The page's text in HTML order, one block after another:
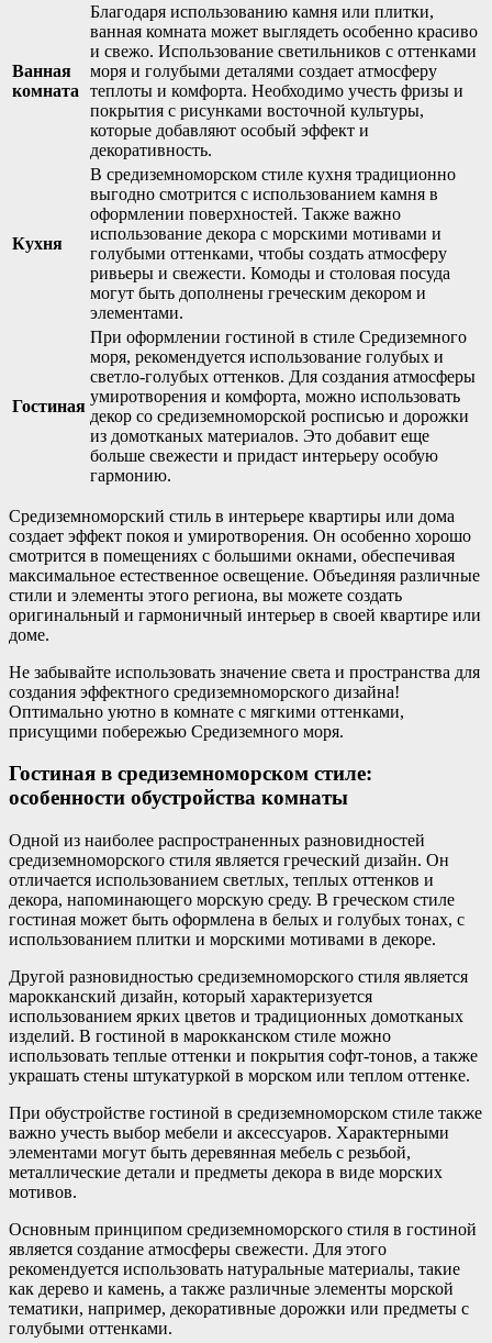
Ванная
комната
Благодаря использованию камня или плитки,
ванная комната может выглядеть особенно красиво
и свежо. Использование светильников с оттенками
моря и голубыми деталями создает атмосферу
теплоты и комфорта. Необходимо учесть фризы и
покрытия с рисунками восточной культуры,
которые добавляют особый эффект и
декоративность.
Кухня
В средиземноморском стиле кухня традиционно
выгодно смотрится с использованием камня в
оформлении поверхностей. Также важно
использование декора с морскими мотивами и
голубыми оттенками, чтобы создать атмосферу
ривьеры и свежести. Комоды и столовая посуда
могут быть дополнены греческим декором и
элементами.
Гостиная
При оформлении гостиной в стиле Средиземного
моря, рекомендуется использование голубых и
светло-голубых оттенков. Для создания атмосферы
умиротворения и комфорта, можно использовать
декор со средиземноморской росписью и дорожки
из домотканых материалов. Это добавит еще
больше свежести и придаст интерьеру особую
гармонию.
Средиземноморский стиль в интерьере квартиры или дома
создает эффект покоя и умиротворения. Он особенно хорошо
смотрится в помещениях с большими окнами, обеспечивая
максимальное естественное освещение. Объединяя различные
стили и элементы этого региона, вы можете создать
оригинальный и гармоничный интерьер в своей квартире или
доме.
Не забывайте использовать значение света и пространства для
создания эффектного средиземноморского дизайна!
Оптимально уютно в комнате с мягкими оттенками,
присущими побережью Средиземного моря.
Гостиная в средиземноморском стиле:
особенности обустройства комнаты
Одной из наиболее распространенных разновидностей
средиземноморского стиля является греческий дизайн. Он
отличается использованием светлых, теплых оттенков и
декора, напоминающего морскую среду. В греческом стиле
гостиная может быть оформлена в белых и голубых тонах, с
использованием плитки и морскими мотивами в декоре.
Другой разновидностью средиземноморского стиля является
марокканский дизайн, который характеризуется
использованием ярких цветов и традиционных домотканых
изделий. В гостиной в марокканском стиле можно
использовать теплые оттенки и покрытия софт-тонов, а также
украшать стены штукатуркой в морском или теплом оттенке.
При обустройстве гостиной в средиземноморском стиле также
важно учесть выбор мебели и аксессуаров. Характерными
элементами могут быть деревянная мебель с резьбой,
металлические детали и предметы декора в виде морских
мотивов.
Основным принципом средиземноморского стиля в гостиной
является создание атмосферы свежести. Для этого
рекомендуется использовать натуральные материалы, такие
как дерево и камень, а также различные элементы морской
тематики, например, декоративные дорожки или предметы с
голубыми оттенками.